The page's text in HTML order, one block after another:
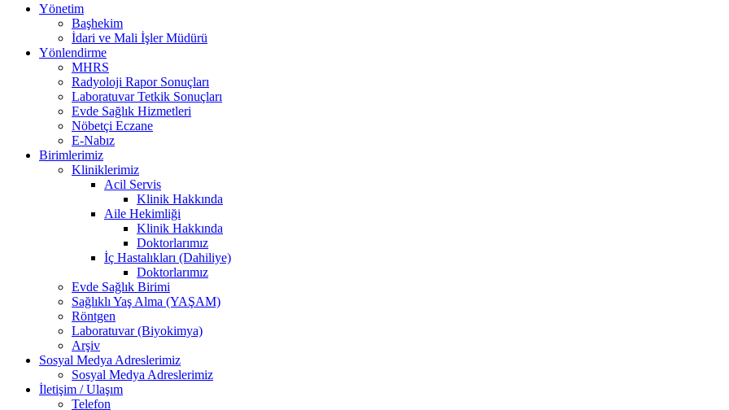
Yönetim
Başhekim
İdari ve Mali İşler Müdürü
Yönlendirme
MHRS
Radyoloji Rapor Sonuçları
Laboratuvar Tetkik Sonuçları
Evde Sağlık Hizmetleri
Nöbetçi Eczane
E-Nabız
Birimlerimiz
Kliniklerimiz
Acil Servis
Klinik Hakkında
Aile Hekimliği
Klinik Hakkında
Doktorlarımız
İç Hastalıkları (Dahiliye)
Doktorlarımız
Evde Sağlık Birimi
Sağlıklı Yaş Alma (YAŞAM)
Röntgen
Laboratuvar (Biyokimya)
Arşiv
Sosyal Medya Adreslerimiz
Sosyal Medya Adreslerimiz
İletişim / Ulaşım
Telefon